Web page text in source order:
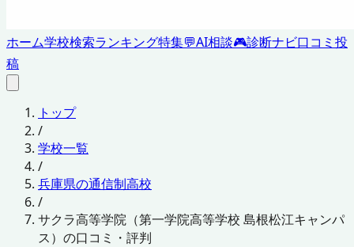
ホーム学校検索ランキング特集💬AI相談🎮診断ナビ口コミ投
稿
トップ
/
学校一覧
/
兵庫県の通信制高校
/
サクラ高等学院（第一学院高等学校 島根松江キャンパ
ス）の口コミ・評判